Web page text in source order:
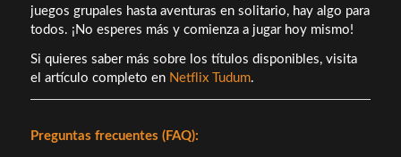
juegos grupales hasta aventuras en solitario, hay algo para
todos. ¡No esperes más y comienza a jugar hoy mismo!
Si quieres saber más sobre los títulos disponibles, visita
el artículo completo en Netflix Tudum.
Preguntas frecuentes (FAQ):